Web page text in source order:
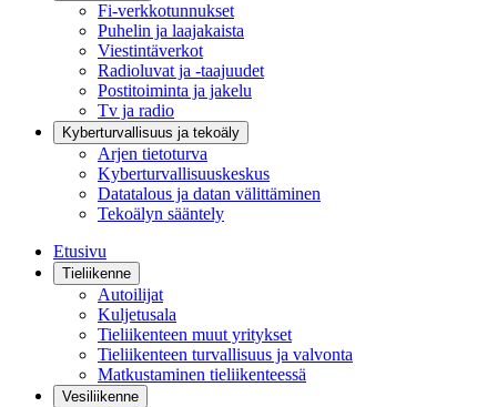
Fi-verkkotunnukset
Puhelin ja laajakaista
Viestintäverkot
Radioluvat ja -taajuudet
Postitoiminta ja jakelu
Tv ja radio
Kyberturvallisuus ja tekoäly
Arjen tietoturva
Kyberturvallisuuskeskus
Datatalous ja datan välittäminen
Tekoälyn sääntely
Etusivu
Tieliikenne
Autoilijat
Kuljetusala
Tieliikenteen muut yritykset
Tieliikenteen turvallisuus ja valvonta
Matkustaminen tieliikenteessä
Vesiliikenne